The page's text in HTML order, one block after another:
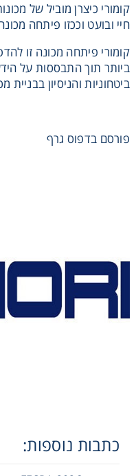
כתבות נוספות:
קומורי כיצרן מוביל של
חיי ובועט וככזו פיתחה
קומורי פיתחה מכונה זו
ביותר תוך התבססות על
ביטחוניות והניסיון בבניית
פורסם בדפוס גרף